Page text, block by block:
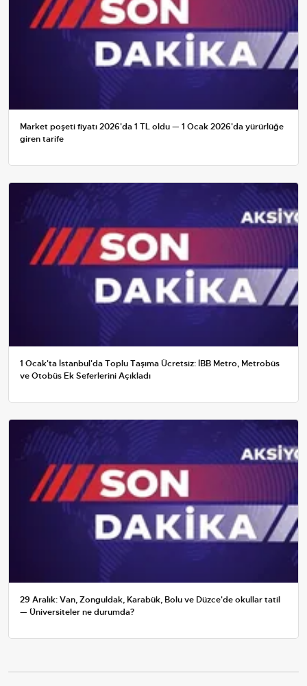
Market poşeti fiyatı 2026'da 1 TL oldu — 1 Ocak 2026'da yürürlüğe
giren tarife
1 Ocak'ta İstanbul'da Toplu Taşıma Ücretsiz: İBB Metro, Metrobüs
ve Otobüs Ek Seferlerini Açıkladı
29 Aralık: Van, Zonguldak, Karabük, Bolu ve Düzce'de okullar tatil
— Üniversiteler ne durumda?